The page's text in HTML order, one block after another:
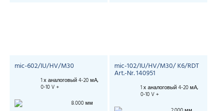
mic-602/IU/HV/M30
1 х аналоговый 4-20 мА,
0-10 V +
8.000 мм
mic-102/IU/HV/M30/ K6/RDT
Art.-Nr. 140951
1 х аналоговый 4-20 мА,
0-10 V +